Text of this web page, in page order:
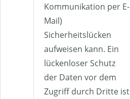
Kommunikation per E-
Mail)
Sicherheitslücken
aufweisen kann. Ein
lückenloser Schutz
der Daten vor dem
Zugriff durch Dritte ist